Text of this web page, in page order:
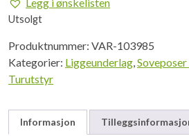
Utsolgt
Produktnummer: VAR-103985
Kategorier: Liggeunderlag,
Turutstyr
Informasjon